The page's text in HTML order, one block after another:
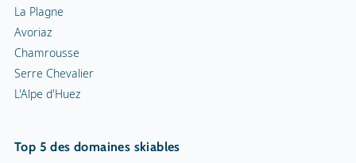
La Plagne
Avoriaz
Chamrousse
Serre Chevalier
L'Alpe d'Huez
Top 5 des domaines skiables